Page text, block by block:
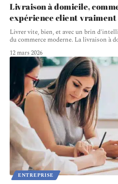
Livraison à domicile,
expérience client
Livrer vite, bien, et avec un brin
du commerce moderne. La livraison à
12 mars 2026
ENTREPRISE